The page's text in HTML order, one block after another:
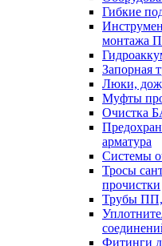
Гибкие
монтажа
Запорная
Люки,
Муфты
Очистка
арматура
Системы
Тросы
прочистки
Трубы
Фитинги